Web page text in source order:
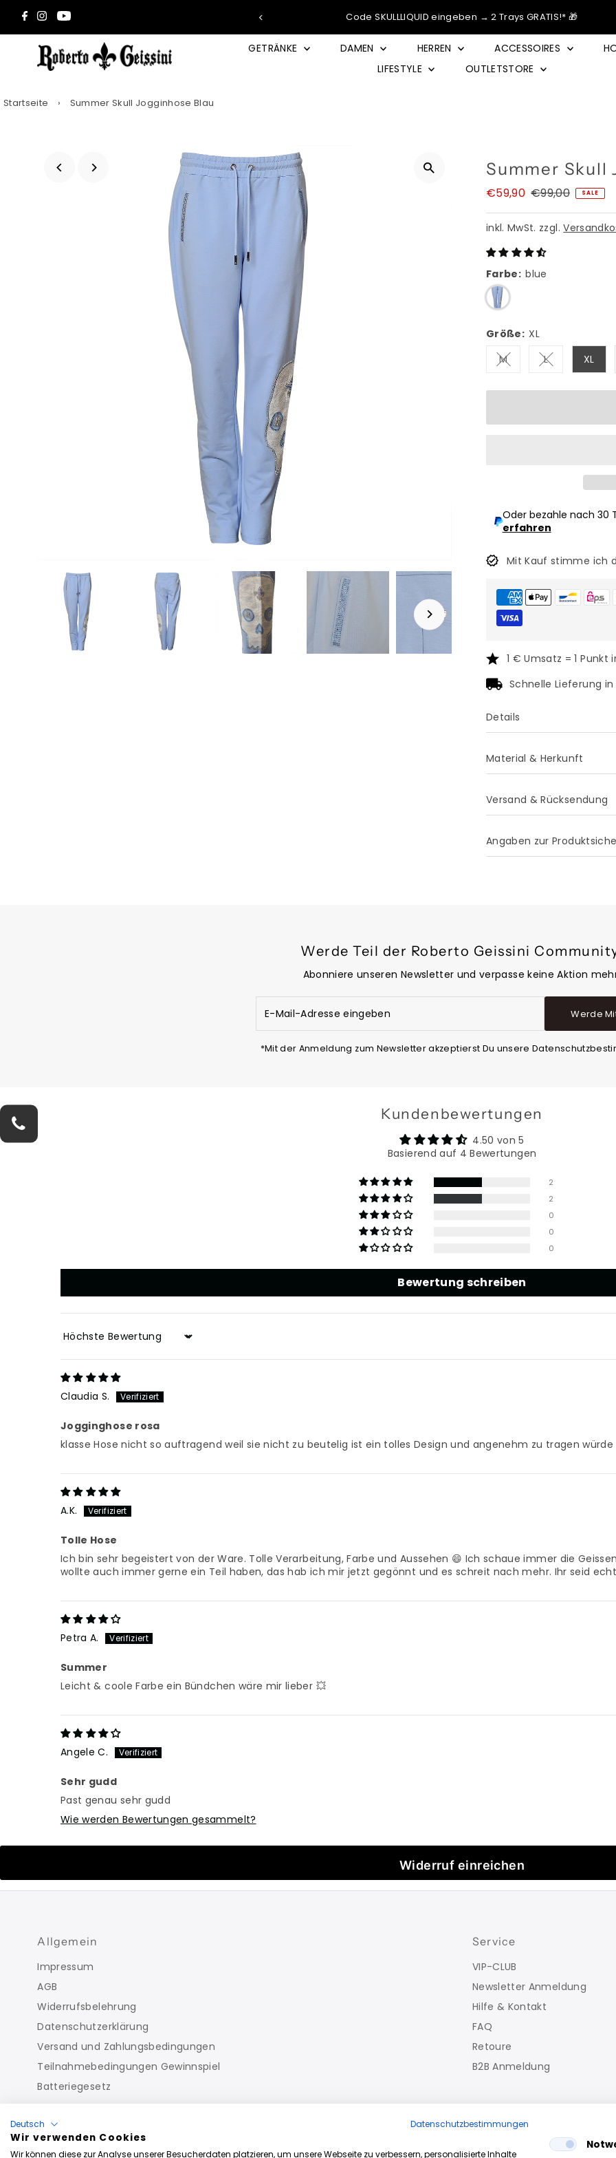
Direkt zum Inhalt
Wunsch-Trays in den Warenkorb → Code SKULLLIQUID eingeben → 2 Trays GRATIS!* 🎁
GETRÄNKE DAMEN HERREN ACCESSOIRES
LIFESTYLE
OUTLETSTORE
Startseite › Summer Skull Jogginhose Blau
Summer Skull
Angebotspreis
€59,90 Regulärer
€99,00 SALE
inkl. MwSt. zzgl.
Farbe: blue
Größe: XL
MVariante ausverkauft
LVarianteXL
Oder bezahle nach 30
erfahren
Mit Kauf stimme ich
1 € Umsatz = 1 Punkt
Schnelle Lieferung
Details
Material & Herkunft
Versand & Rücksendung
Angaben zur
Werde Teil der Roberto Geissini
Abonniere unseren Newsletter und verpasse keine Aktion
Mail-
Adresse
eingeben
Werde
*Mit der Anmeldung zum Newsletter akzeptierst Du unsere
Kundenbewertungen
4.50 von 5
Basierend auf 4 Bewertungen
2
2
0
0
0
Bewertung schreiben
Sort by
Claudia S.
Jogginghose rosa
klasse Hose nicht so auftragend weil sie nicht zu beutelig ist ein tolles Design und angenehm zu tragen
A.K.
Tolle Hose
Ich bin sehr begeistert von der Ware. Tolle Verarbeitung, Farbe und Aussehen 😄 Ich schaue immer die
wollte auch immer gerne ein Teil haben, das hab ich mir jetzt gegönnt und es schreit nach mehr. Ihr seid
Petra A.
Summer
Leicht & coole Farbe ein Bündchen wäre mir lieber 💥
Angele C.
Sehr gudd
Past genau sehr gudd
Wie werden Bewertungen gesammelt?
Widerruf einreichen
Allgemein
Impressum
AGB
Widerrufsbelehrung
Datenschutzerklärung
Versand und Zahlungsbedingungen
Teilnahmebedingungen Gewinnspiel
Batteriegesetz
Service
VIP-CLUB
Newsletter Anmeldung
Hilfe & Kontakt
FAQ
Retoure
B2B Anmeldung
Deutsch Datenschutzbestimmungen
Wir verwenden Cookies
Wir können diese zur Analyse unserer Besucherdaten platzieren, um unsere Webseite zu verbessern, personalisierte Inhalte